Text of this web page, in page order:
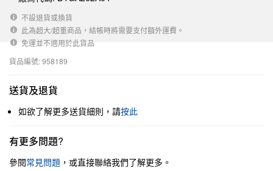
不設退貨或換貨
此為超大/超重商品，結帳時將需要支付額外運費。
免運並不適用於此貨品
貨品編號: 958189
送貨及退貨
如欲了解更多送貨細則，請按此
有更多問題?
參閱常見問題 ，或直接聯絡我們了解更多。